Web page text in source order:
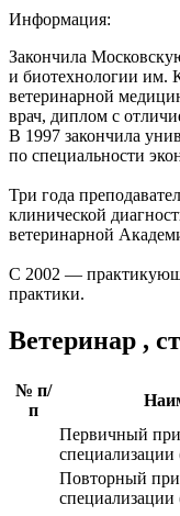
Информация:
Закончила
и биотехнологии им.
ветеринарной
врач, диплом с
В 1997 закончила
по специальности
Три года
клинической
ветеринарной
С 2002 —
практики.
Ветеринар ,
№ п/
п
Первичный
специализации
Повторный
специализации